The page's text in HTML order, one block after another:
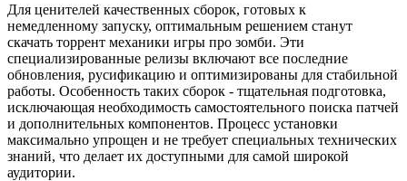
Для ценителей качественных сборок, готовых к
немедленному запуску, оптимальным решением станут
скачать торрент механики игры про зомби. Эти
специализированные релизы включают все последние
обновления, русификацию и оптимизированы для стабильной
работы. Особенность таких сборок - тщательная подготовка,
исключающая необходимость самостоятельного поиска патчей
и дополнительных компонентов. Процесс установки
максимально упрощен и не требует специальных технических
знаний, что делает их доступными для самой широкой
аудитории.